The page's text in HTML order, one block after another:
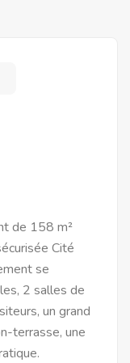
de 158 m²
Cité
se
2 salles de
un grand
terrasse, une